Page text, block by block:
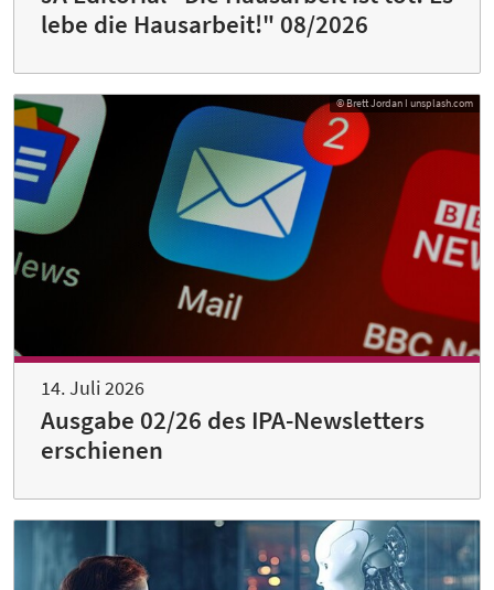
lebe die Hausarbeit!" 08/2026
© Brett Jordan I unsplash.com
14. Juli 2026
Ausgabe 02/26 des IPA-Newsletters
erschienen